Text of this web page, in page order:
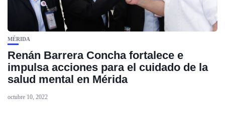
MÉRIDA
Renán Barrera Concha fortalece e
impulsa acciones para el cuidado de la
salud mental en Mérida
octubre 10, 2022